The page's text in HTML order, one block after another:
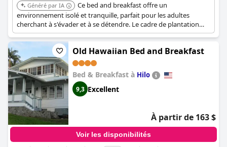
Généré par IA
Ce bed and breakfast offre un
environnement isolé et tranquille, parfait pour les adultes
cherchant à s'évader et à se détendre. Le cadre de plantation
ajoute un élément unique et apaisant.
Old Hawaiian Bed and Breakfast
Bed & Breakfast à Hilo
9,3 Excellent
À partir de 163 $
Voir les disponibilités